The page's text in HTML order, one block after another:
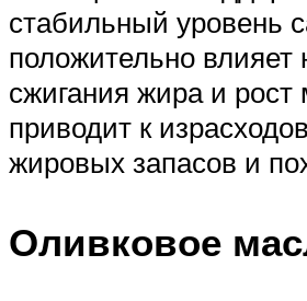
стабильный уровень
положительно влияет
сжигания жира и
приводит к
жировых запасов и
Оливковое